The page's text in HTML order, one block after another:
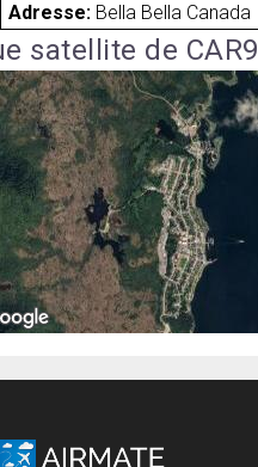
Adresse: Bella Bella Canada
satellite de CAR9